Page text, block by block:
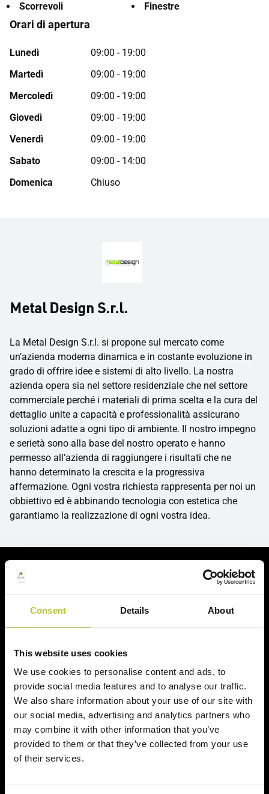
Consent Details About
This website uses cookies
We use cookies to personalise content and ads, to
provide social media features and to analyse our traffic.
We also share information about your use of our site with
our social media, advertising and analytics partners who
may combine it with other information that you’ve
provided to them or that they’ve collected from your use
of their services.
Scorrevoli Finestre
Orari di apertura
Lunedì
09:00 - 19:00
Martedì
09:00 - 19:00
Mercoledì
09:00 - 19:00
Giovedì
09:00 - 19:00
Venerdì
09:00 - 19:00
Sabato
09:00 - 14:00
Domenica
Chiuso
Metal Design S.r.l.
La Metal Design S.r.l. si propone sul mercato come
un’azienda moderna dinamica e in costante evoluzione in
grado di offrire idee e sistemi di alto livello. La nostra
azienda opera sia nel settore residenziale che nel settore
commerciale perché i materiali di prima scelta e la cura del
dettaglio unite a capacità e professionalità assicurano
soluzioni adatte a ogni tipo di ambiente. Il nostro impegno
e serietà sono alla base del nostro operato e hanno
permesso all’azienda di raggiungere i risultati che ne
hanno determinato la crescita e la progressiva
affermazione. Ogni vostra richiesta rappresenta per noi un
obbiettivo ed è abbinando tecnologia con estetica che
garantiamo la realizzazione di ogni vostra idea.
Richiedi il tuo preventivo in 2 minuti